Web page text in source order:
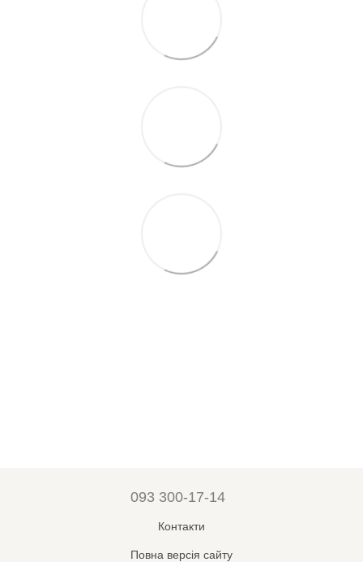
093 300-17-14
Контакти
Повна версія сайту